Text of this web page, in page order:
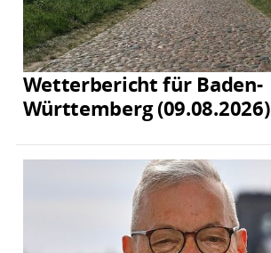
Wetterbericht für Baden-
Württemberg (09.08.2026)